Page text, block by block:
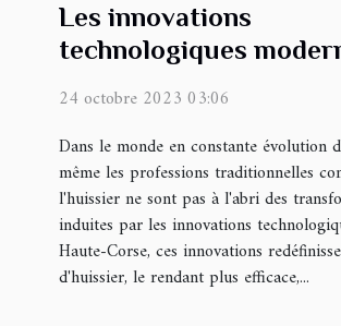
Les innovations
technologiques
24 octobre 2023 03:06
Dans le monde en constante évolution
même les professions traditionnelles
l'huissier ne sont pas à l'abri des
induites par les innovations
Haute-Corse, ces innovations
d'huissier, le rendant plus efficace,...